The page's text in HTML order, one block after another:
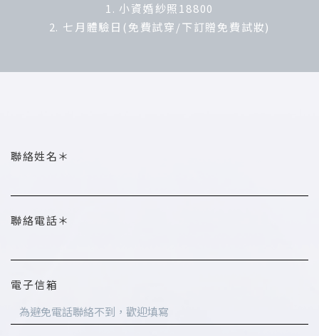
1. 小資婚紗照18800
2. 七月體驗日(免費試穿/下訂贈免費試妝)
聯絡姓名＊
聯絡電話＊
電子信箱